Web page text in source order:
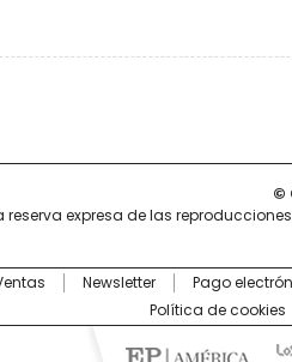
©
reserva expresa de las
Newsletter Pago
Política de cookies